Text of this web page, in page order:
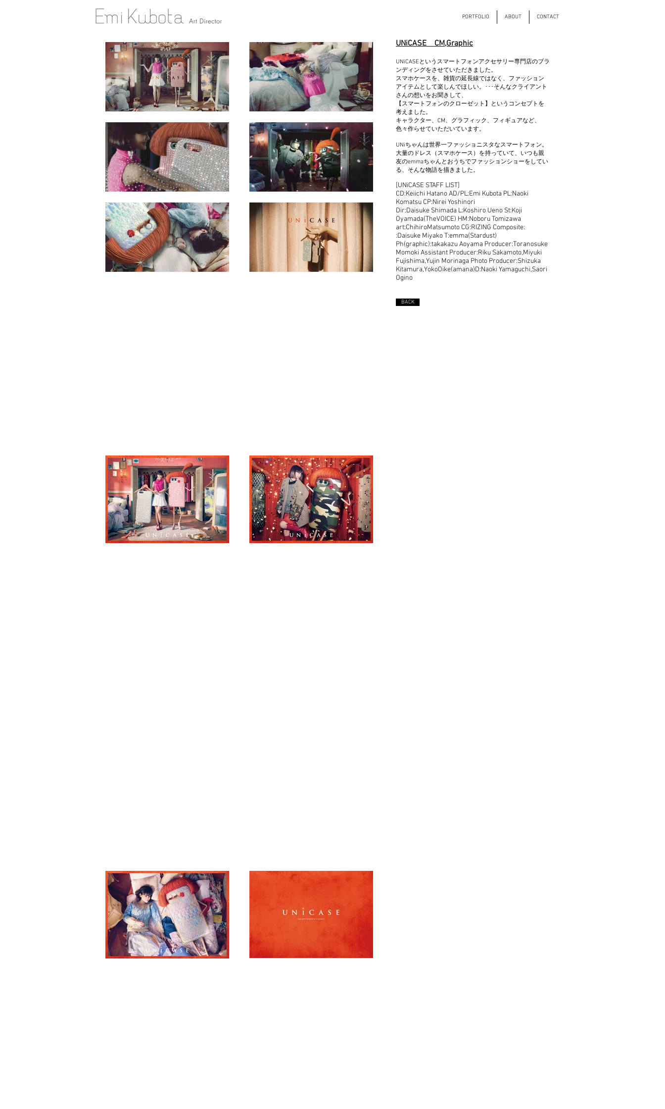
PORTFOLIO ABOUT CONTACT
UNiCASECM,Graphic
UNiCASEというスマートフォンアクセサリー専門店のブラ
ンディングをさせていただきました。
スマホケースを、雑貨の延長線ではなく、ファッション
アイテムとして楽しんでほしい。･･･そんなクライアント
さんの想いをお聞きして、
【スマートフォンのクローゼット】というコンセプトを
考えました。
キャラクター、CM、グラフィック、フィギュアなど、
色々作らせていただいています。
UNiちゃんは世界一ファッショニスタなスマートフォン。
大量のドレス（スマホケース）を持っていて、いつも親
友のemmaちゃんとおうちでファッションショーをしてい
る、そんな物語を描きました。
[UNiCASE STAFF LIST]
CD:Keiichi Hatano AD/PL:Emi Kubota PL:Naoki
Komatsu CP:Nirei Yoshinori
Dir:Daisuke Shimada L:Koshiro Ueno St:Koji
Oyamada(TheVOICE) HM:Noboru Tomizawa
art:ChihiroMatsumoto CG:RIZING Composite:
:Daisuke Miyako T:emma(Stardust)
Ph(graphic):takakazu Aoyama Producer:Toranosuke
Momoki Assistant Producer:Riku Sakamoto,Miyuki
Fujishima,Yujin Morinaga Photo Producer:Shizuka
Kitamura,YokoOike(amana)D:Naoki Yamaguchi,Saori
Ogino
BACK